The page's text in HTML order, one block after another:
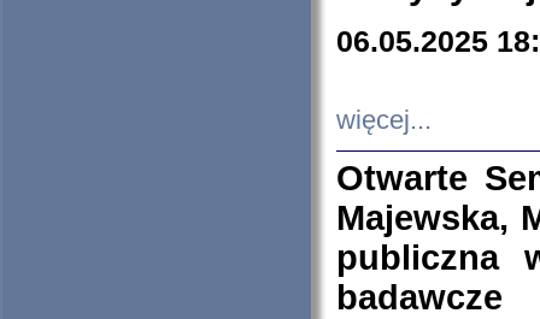
06.05.2025
więcej...
Otwarte
Majewska,
publiczna
badawcze